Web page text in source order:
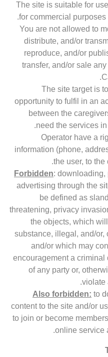
The site is suitable for
for commercial
You are not allowed to
distribute, and/or
reproduce, and/or
transfer, and/or sale
The site target is
opportunity to fulfil in an
between the
need the services
Operator have a
information (phone,
the user, to the
Forbidden: downloading,
advertising through the
be defined as
threatening, privacy
the objects, which
substance, illegal, and/
and/or which may
encouragement a criminal
of any party or,
violate
Also forbidden: to
content to the site and/or
to join or become
online service